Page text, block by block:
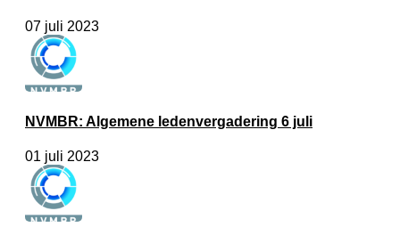
07 juli 2023
NVMBR: Algemene ledenvergadering 6 juli
01 juli 2023